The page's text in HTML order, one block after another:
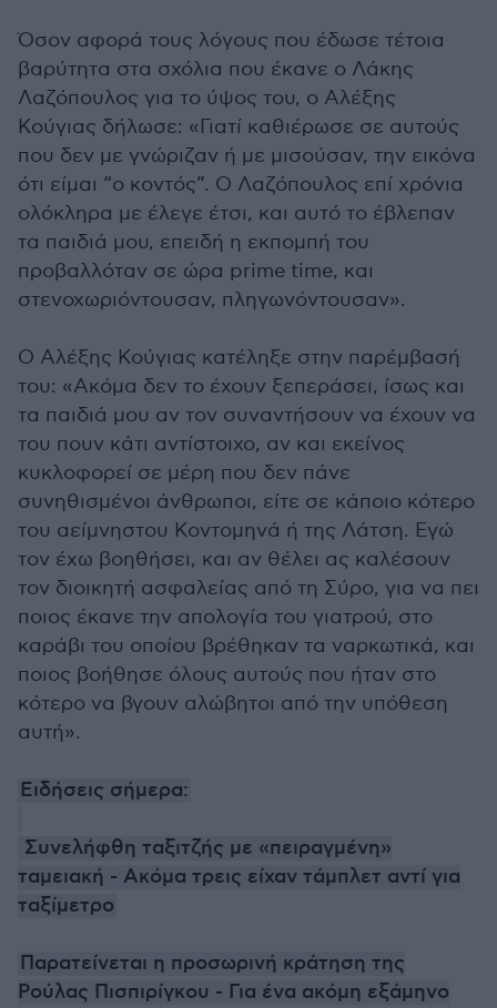
Όσον αφορά τους λόγους που έδωσε τέτοια
βαρύτητα στα σχόλια που έκανε ο Λάκης
Λαζόπουλος για το ύψος του, ο Αλέξης
Κούγιας δήλωσε: «Γιατί καθιέρωσε σε αυτούς
που δεν με γνώριζαν ή με μισούσαν, την εικόνα
ότι είμαι “ο κοντός”. Ο Λαζόπουλος επί χρόνια
ολόκληρα με έλεγε έτσι, και αυτό το έβλεπαν
τα παιδιά μου, επειδή η εκπομπή του
προβαλλόταν σε ώρα prime time, και
στενοχωριόντουσαν, πληγωνόντουσαν».
Ο Αλέξης Κούγιας κατέληξε στην παρέμβασή
του: «Ακόμα δεν το έχουν ξεπεράσει, ίσως και
τα παιδιά μου αν τον συναντήσουν να έχουν να
του πουν κάτι αντίστοιχο, αν και εκείνος
κυκλοφορεί σε μέρη που δεν πάνε
συνηθισμένοι άνθρωποι, είτε σε κάποιο κότερο
του αείμνηστου Κοντομηνά ή της Λάτση. Εγώ
τον έχω βοηθήσει, και αν θέλει ας καλέσουν
τον διοικητή ασφαλείας από τη Σύρο, για να πει
ποιος έκανε την απολογία του γιατρού, στο
καράβι του οποίου βρέθηκαν τα ναρκωτικά, και
ποιος βοήθησε όλους αυτούς που ήταν στο
κότερο να βγουν αλώβητοι από την υπόθεση
αυτή».
Ειδήσεις σήμερα:
Συνελήφθη ταξιτζής με «πειραγμένη»
ταμειακή - Ακόμα τρεις είχαν τάμπλετ αντί για
ταξίμετρο
Παρατείνεται η προσωρινή κράτηση της
Ρούλας Πισπιρίγκου - Για ένα ακόμη εξάμηνο